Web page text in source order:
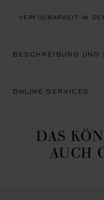
VERFÜGBARKEIT IN
BESCHREIBUNG UND
ONLINE-SERVICES
DAS
AUCH